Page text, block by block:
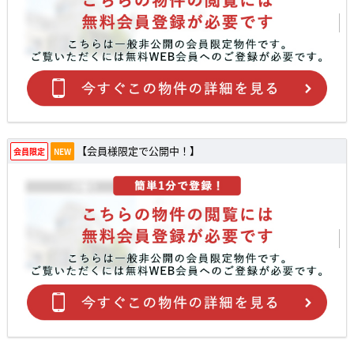
会員限定 NEW 【会員様限定で公開中！】